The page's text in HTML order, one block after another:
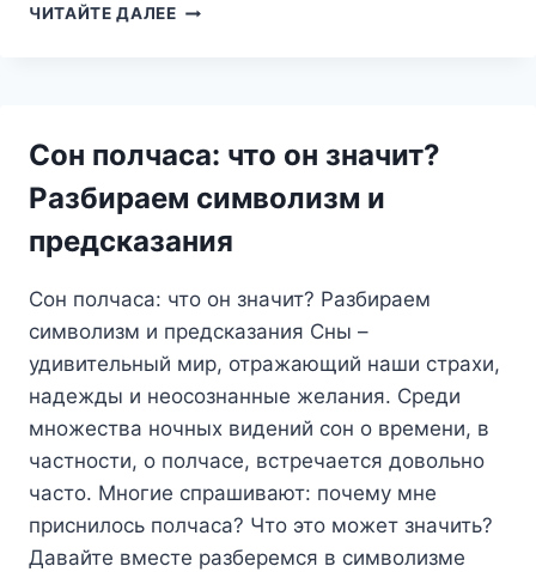
ЧИТАЙТЕ ДАЛЕЕРАЗБИТАЯ
ОЗНАЧАЕТ
О
ПОСУДЕ?
Сон полчаса: что он значит?
Разбираем символизм и
предсказания
Сон полчаса: что он значит? Разбираем
символизм и предсказания Сны –
удивительный мир, отражающий наши страхи,
надежды и неосознанные желания. Среди
множества ночных видений сон о времени, в
частности, о полчасе, встречается довольно
часто. Многие спрашивают: почему мне
приснилось полчаса? Что это может значить?
Давайте вместе разберемся в символизме